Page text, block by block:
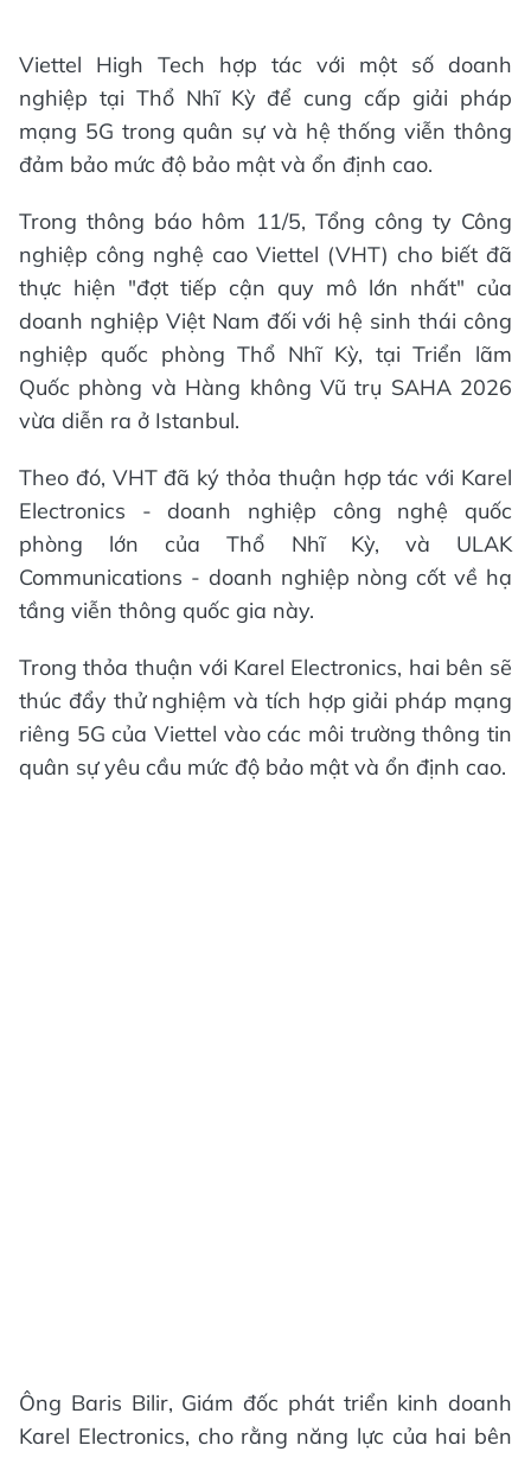
Viettel High Tech hợp tác với một số doanh
nghiệp tại Thổ Nhĩ Kỳ để cung cấp giải pháp
mạng 5G trong quân sự và hệ thống viễn thông
đảm bảo mức độ bảo mật và ổn định cao.
Trong thông báo hôm 11/5, Tổng công ty Công
nghiệp công nghệ cao Viettel (VHT) cho biết đã
thực hiện "đợt tiếp cận quy mô lớn nhất" của
doanh nghiệp Việt Nam đối với hệ sinh thái công
nghiệp quốc phòng Thổ Nhĩ Kỳ, tại Triển lãm
Quốc phòng và Hàng không Vũ trụ SAHA 2026
vừa diễn ra ở Istanbul.
Theo đó, VHT đã ký thỏa thuận hợp tác với Karel
Electronics - doanh nghiệp công nghệ quốc
phòng lớn của Thổ Nhĩ Kỳ, và ULAK
Communications - doanh nghiệp nòng cốt về hạ
tầng viễn thông quốc gia này.
Trong thỏa thuận với Karel Electronics, hai bên sẽ
thúc đẩy thử nghiệm và tích hợp giải pháp mạng
riêng 5G của Viettel vào các môi trường thông tin
quân sự yêu cầu mức độ bảo mật và ổn định cao.
Ông Baris Bilir, Giám đốc phát triển kinh doanh
Karel Electronics, cho rằng năng lực của hai bên